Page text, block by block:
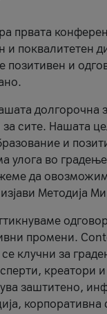
првата
и поквалитетен
позитивен и
долгорочна
сите. Нашата
и
улога во
да
изјави
промени.
клучни за
креатори
заштитено,
корпоративна